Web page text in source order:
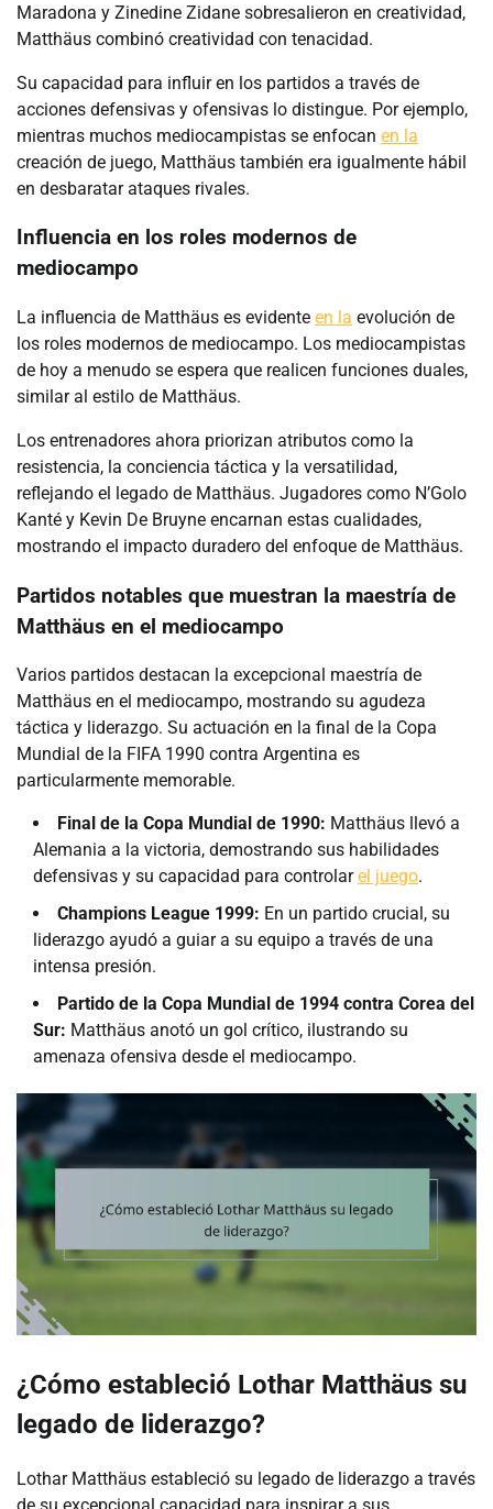
Maradona y Zinedine Zidane sobresalieron en creatividad,
Matthäus combinó creatividad con tenacidad.
Su capacidad para influir en los partidos a través de
acciones defensivas y ofensivas lo distingue. Por ejemplo,
mientras muchos mediocampistas se enfocan en la
creación de juego, Matthäus también era igualmente hábil
en desbaratar ataques rivales.
Influencia en los roles modernos de
mediocampo
La influencia de Matthäus es evidente en la evolución de
los roles modernos de mediocampo. Los mediocampistas
de hoy a menudo se espera que realicen funciones duales,
similar al estilo de Matthäus.
Los entrenadores ahora priorizan atributos como la
resistencia, la conciencia táctica y la versatilidad,
reflejando el legado de Matthäus. Jugadores como N’Golo
Kanté y Kevin De Bruyne encarnan estas cualidades,
mostrando el impacto duradero del enfoque de Matthäus.
Partidos notables que muestran la maestría de
Matthäus en el mediocampo
Varios partidos destacan la excepcional maestría de
Matthäus en el mediocampo, mostrando su agudeza
táctica y liderazgo. Su actuación en la final de la Copa
Mundial de la FIFA 1990 contra Argentina es
particularmente memorable.
Final de la Copa Mundial de 1990: Matthäus llevó a
Alemania a la victoria, demostrando sus habilidades
defensivas y su capacidad para controlarel juego.
Champions League 1999: En un partido crucial, su
liderazgo ayudó a guiar a su equipo a través de una
intensa presión.
Partido de la Copa Mundial de 1994 contra Corea del
Sur: Matthäus anotó un gol crítico, ilustrando su
amenaza ofensiva desde el mediocampo.
¿Cómo estableció Lothar Matthäus su
legado de liderazgo?
Lothar Matthäus estableció su legado de liderazgo a través
de su excepcional capacidad para inspirar a sus